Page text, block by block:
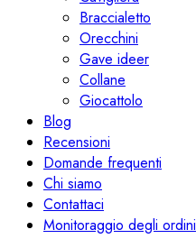
Braccialetto
Orecchini
Gave ideer
Collane
Giocattolo
Blog
Recensioni
Domande frequenti
Chi siamo
Contattaci
Monitoraggio degli ordini